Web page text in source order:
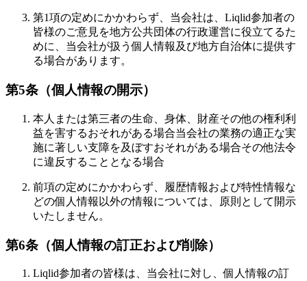
第1項の定めにかかわらず、当会社は、Liqlid参加者の
皆様のご意見を地方公共団体の行政運営に役立てるた
めに、当会社が扱う個人情報及び地方自治体に提供す
る場合があります。
第5条（個人情報の開示）
本人または第三者の生命、身体、財産その他の権利利
益を害するおそれがある場合当会社の業務の適正な実
施に著しい支障を及ぼすおそれがある場合その他法令
に違反することとなる場合
前項の定めにかかわらず、履歴情報および特性情報な
どの個人情報以外の情報については、原則として開示
いたしません。
第6条（個人情報の訂正および削除）
Liqlid参加者の皆様は、当会社に対し、個人情報の訂